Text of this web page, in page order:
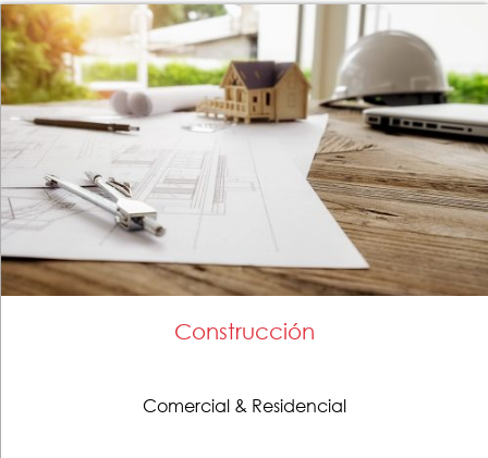
Construcción
Comercial & Residencial